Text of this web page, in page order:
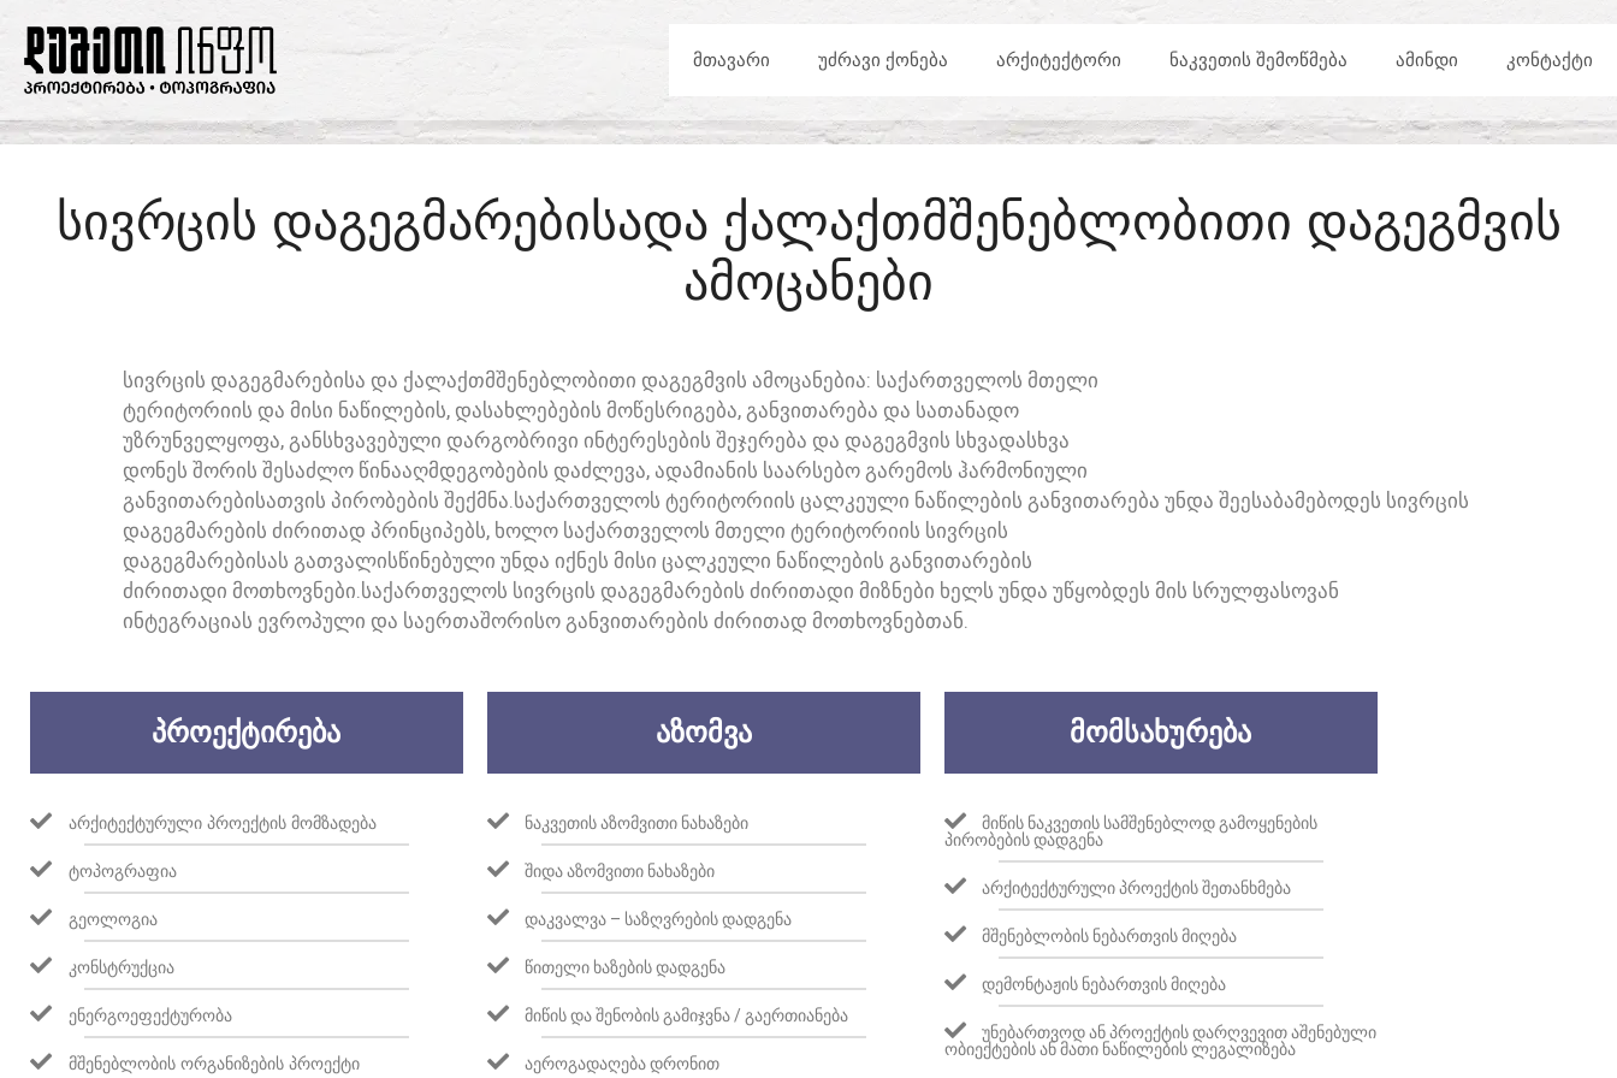
ᲛᲗᲐᲕᲐᲠᲘ ᲣᲫᲠᲐᲕᲘ ᲥᲝᲜᲔᲑᲐ ᲐᲠᲥᲘᲢᲔᲥᲢᲝᲠᲘ ᲜᲐᲙᲕᲔᲗᲘᲡ ᲨᲔᲛᲝᲬᲛᲔᲑᲐ ᲐᲛᲘᲜᲓᲘ ᲙᲝᲜᲢᲐᲥᲢᲘ
ᲡᲘᲕᲠᲪᲘᲡ ᲓᲐᲒᲔᲒᲛᲐᲠᲔᲑᲘᲡᲐᲓᲐ ᲥᲐᲚᲐᲥᲗᲛᲨᲔᲜᲔᲑᲚᲝᲑᲘᲗᲘ ᲓᲐᲒᲔᲒᲛᲕᲘᲡ
ᲐᲛᲝᲪᲐᲜᲔᲑᲘ
ᲡᲘᲕᲠᲪᲘᲡ ᲓᲐᲒᲔᲒᲛᲐᲠᲔᲑᲘᲡᲐ ᲓᲐ ᲥᲐᲚᲐᲥᲗᲛᲨᲔᲜᲔᲑᲚᲝᲑᲘᲗᲘ ᲓᲐᲒᲔᲒᲛᲕᲘᲡ ᲐᲛᲝᲪᲐᲜᲔᲑᲘᲐ: ᲡᲐᲥᲐᲠᲗᲕᲔᲚᲝᲡ ᲛᲗᲔᲚᲘ
ᲢᲔᲠᲘᲢᲝᲠᲘᲘᲡ ᲓᲐ ᲛᲘᲡᲘ ᲜᲐᲬᲘᲚᲔᲑᲘᲡ, ᲓᲐᲡᲐᲮᲚᲔᲑᲔᲑᲘᲡ ᲛᲝᲬᲔᲡᲠᲘᲒᲔᲑᲐ, ᲒᲐᲜᲕᲘᲗᲐᲠᲔᲑᲐ ᲓᲐ ᲡᲐᲗᲐᲜᲐᲓᲝ
ᲣᲖᲠᲣᲜᲕᲔᲚᲧᲝᲤᲐ, ᲒᲐᲜᲡᲮᲕᲐᲕᲔᲑᲣᲚᲘ ᲓᲐᲠᲒᲝᲑᲠᲘᲕᲘ ᲘᲜᲢᲔᲠᲔᲡᲔᲑᲘᲡ ᲨᲔᲯᲔᲠᲔᲑᲐ ᲓᲐ ᲓᲐᲒᲔᲒᲛᲕᲘᲡ ᲡᲮᲕᲐᲓᲐᲡᲮᲕᲐ
ᲓᲝᲜᲔᲡ ᲨᲝᲠᲘᲡ ᲨᲔᲡᲐᲫᲚᲝ ᲬᲘᲜᲐᲐᲦᲛᲓᲔᲒᲝᲑᲔᲑᲘᲡ ᲓᲐᲫᲚᲔᲕᲐ, ᲐᲓᲐᲛᲘᲐᲜᲘᲡ ᲡᲐᲐᲠᲡᲔᲑᲝ ᲒᲐᲠᲔᲛᲝᲡ ᲰᲐᲠᲛᲝᲜᲘᲣᲚᲘ
ᲒᲐᲜᲕᲘᲗᲐᲠᲔᲑᲘᲡᲐᲗᲕᲘᲡ ᲞᲘᲠᲝᲑᲔᲑᲘᲡ ᲨᲔᲥᲛᲜᲐ.ᲡᲐᲥᲐᲠᲗᲕᲔᲚᲝᲡ ᲢᲔᲠᲘᲢᲝᲠᲘᲘᲡ ᲪᲐᲚᲙᲔᲣᲚᲘ ᲜᲐᲬᲘᲚᲔᲑᲘᲡ ᲒᲐᲜᲕᲘᲗᲐᲠᲔᲑᲐ ᲣᲜᲓᲐ ᲨᲔᲔᲡᲐᲑᲐᲛᲔᲑᲝᲓᲔᲡ ᲡᲘᲕᲠᲪᲘᲡ
ᲓᲐᲒᲔᲒᲛᲐᲠᲔᲑᲘᲡ ᲫᲘᲠᲘᲗᲐᲓ ᲞᲠᲘᲜᲪᲘᲞᲔᲑᲡ, ᲮᲝᲚᲝ ᲡᲐᲥᲐᲠᲗᲕᲔᲚᲝᲡ ᲛᲗᲔᲚᲘ ᲢᲔᲠᲘᲢᲝᲠᲘᲘᲡ ᲡᲘᲕᲠᲪᲘᲡ
ᲓᲐᲒᲔᲒᲛᲐᲠᲔᲑᲘᲡᲐᲡ ᲒᲐᲗᲕᲐᲚᲘᲡᲬᲘᲜᲔᲑᲣᲚᲘ ᲣᲜᲓᲐ ᲘᲥᲜᲔᲡ ᲛᲘᲡᲘ ᲪᲐᲚᲙᲔᲣᲚᲘ ᲜᲐᲬᲘᲚᲔᲑᲘᲡ ᲒᲐᲜᲕᲘᲗᲐᲠᲔᲑᲘᲡ
ᲫᲘᲠᲘᲗᲐᲓᲘ ᲛᲝᲗᲮᲝᲕᲜᲔᲑᲘ.ᲡᲐᲥᲐᲠᲗᲕᲔᲚᲝᲡ ᲡᲘᲕᲠᲪᲘᲡ ᲓᲐᲒᲔᲒᲛᲐᲠᲔᲑᲘᲡ ᲫᲘᲠᲘᲗᲐᲓᲘ ᲛᲘᲖᲜᲔᲑᲘ ᲮᲔᲚᲡ ᲣᲜᲓᲐ ᲣᲬᲧᲝᲑᲓᲔᲡ ᲛᲘᲡ ᲡᲠᲣᲚᲤᲐᲡᲝᲕᲐᲜ
ᲘᲜᲢᲔᲒᲠᲐᲪᲘᲐᲡ ᲔᲕᲠᲝᲞᲣᲚᲘ ᲓᲐ ᲡᲐᲔᲠᲗᲐᲨᲝᲠᲘᲡᲝ ᲒᲐᲜᲕᲘᲗᲐᲠᲔᲑᲘᲡ ᲫᲘᲠᲘᲗᲐᲓ ᲛᲝᲗᲮᲝᲕᲜᲔᲑᲗᲐᲜ.
ᲞᲠᲝᲔᲥᲢᲘᲠᲔᲑᲐ
ᲐᲠᲥᲘᲢᲔᲥᲢᲣᲠᲣᲚᲘ ᲞᲠᲝᲔᲥᲢᲘᲡ ᲛᲝᲛᲖᲐᲓᲔᲑᲐ
ᲢᲝᲞᲝᲒᲠᲐᲤᲘᲐ
ᲒᲔᲝᲚᲝᲒᲘᲐ
ᲙᲝᲜᲡᲢᲠᲣᲥᲪᲘᲐ
ᲔᲜᲔᲠᲒᲝᲔᲤᲔᲥᲢᲣᲠᲝᲑᲐ
ᲛᲨᲔᲜᲔᲑᲚᲝᲑᲘᲡ ᲝᲠᲒᲐᲜᲘᲖᲔᲑᲘᲡ ᲞᲠᲝᲔᲥᲢᲘ
ᲐᲖᲝᲛᲕᲐ
ᲜᲐᲙᲕᲔᲗᲘᲡ ᲐᲖᲝᲛᲕᲘᲗᲘ ᲜᲐᲮᲐᲖᲔᲑᲘ
ᲨᲘᲓᲐ ᲐᲖᲝᲛᲕᲘᲗᲘ ᲜᲐᲮᲐᲖᲔᲑᲘ
ᲓᲐᲙᲕᲐᲚᲕᲐ – ᲡᲐᲖᲦᲕᲠᲔᲑᲘᲡ ᲓᲐᲓᲒᲔᲜᲐ
ᲬᲘᲗᲔᲚᲘ ᲮᲐᲖᲔᲑᲘᲡ ᲓᲐᲓᲒᲔᲜᲐ
ᲛᲘᲬᲘᲡ ᲓᲐ ᲨᲔᲜᲝᲑᲘᲡ ᲒᲐᲛᲘᲯᲕᲜᲐ / ᲒᲐᲔᲠᲗᲘᲐᲜᲔᲑᲐ
ᲐᲔᲠᲝᲒᲐᲓᲐᲦᲔᲑᲐ ᲓᲠᲝᲜᲘᲗ
ᲛᲝᲛᲡᲐᲮᲣᲠᲔᲑᲐ
ᲛᲘᲬᲘᲡ ᲜᲐᲙᲕᲔᲗᲘᲡ ᲡᲐᲛᲨᲔᲜᲔᲑᲚᲝᲓ ᲒᲐᲛᲝᲧᲔᲜᲔᲑᲘᲡ
ᲞᲘᲠᲝᲑᲔᲑᲘᲡ ᲓᲐᲓᲒᲔᲜᲐ
ᲐᲠᲥᲘᲢᲔᲥᲢᲣᲠᲣᲚᲘ ᲞᲠᲝᲔᲥᲢᲘᲡ ᲨᲔᲗᲐᲜᲮᲛᲔᲑᲐ
ᲛᲨᲔᲜᲔᲑᲚᲝᲑᲘᲡ ᲜᲔᲑᲐᲠᲗᲕᲘᲡ ᲛᲘᲦᲔᲑᲐ
ᲓᲔᲛᲝᲜᲢᲐᲟᲘᲡ ᲜᲔᲑᲐᲠᲗᲕᲘᲡ ᲛᲘᲦᲔᲑᲐ
ᲣᲜᲔᲑᲐᲠᲗᲕᲝᲓ ᲐᲜ ᲞᲠᲝᲔᲥᲢᲘᲡ ᲓᲐᲠᲦᲕᲔᲕᲘᲗ ᲐᲨᲔᲜᲔᲑᲣᲚᲘ
ᲝᲑᲘᲔᲥᲢᲔᲑᲘᲡ ᲐᲜ ᲛᲐᲗᲘ ᲜᲐᲬᲘᲚᲔᲑᲘᲡ ᲚᲔᲒᲐᲚᲘᲖᲔᲑᲐ